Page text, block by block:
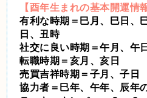
【酉年生まれの基本開運情報
有利な時期＝巳月、巳日、
日、丑時
社交に良い時期＝午月、午
転職時期＝亥月、亥日
売買吉祥時期＝子月、子日
協力者＝巳年、午年、辰年